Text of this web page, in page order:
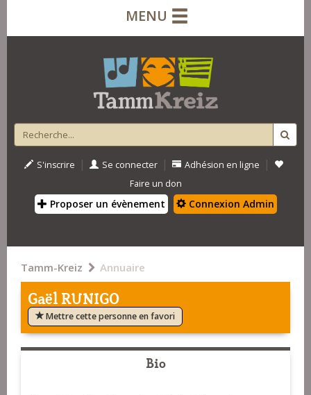
MENU
S'inscrire | Se connecter | Adhésion en ligne |
Faire un don
Proposer un évènement Connexion Admin
Tamm-Kreiz Annuaire
Gaël RUNIGO
Mettre cette personne en favori
Bio